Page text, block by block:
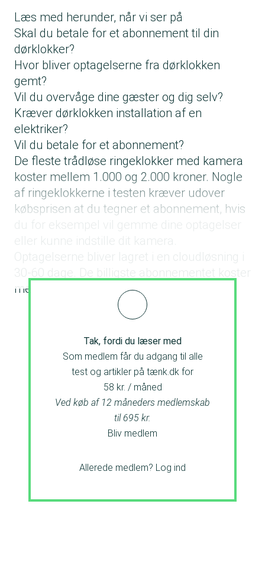
Læs med herunder, når vi ser på
Skal du betale for et abonnement til din
dørklokker?
Hvor bliver optagelserne fra dørklokken
gemt?
Vil du overvåge dine gæster og dig selv?
Kræver dørklokken installation af en
elektriker?
Vil du betale for et abonnement?
De fleste trådløse ringeklokker med kamera
koster mellem 1.000 og 2.000 kroner. Nogle
af ringeklokkerne i testen kræver udover
købsprisen at du tegner et abonnement, hvis
eller kunne indstille dit kamera.
Optagelserne bliver lagret i en cloudløsning i
30-60 dage. De billigste abonnementet koster
mellem 300-425 koner om året.
Tak, fordi du læser med
Som medlem får du adgang til alle
test og artikler på tænk.dk for
58 kr. / måned
Ved køb af 12 måneders medlemskab
til 695 kr.
Bliv medlem
Allerede medlem? Log ind